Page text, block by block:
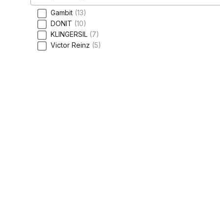
Gambit 13
DONIT 10
KLINGERSIL 7
Victor Reinz 5